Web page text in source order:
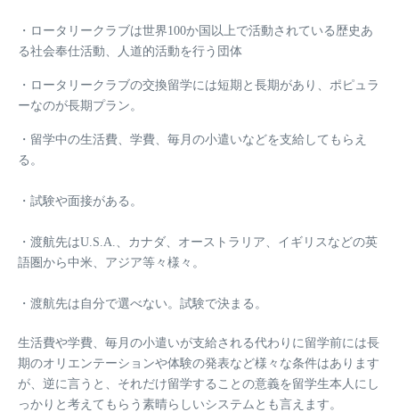
・ロータリークラブは世界100か国以上で活動されている歴史あ
る社会奉仕活動、人道的活動を行う団体
・ロータリークラブの交換留学には短期と長期があり、ポピュラ
ーなのが長期プラン。
・留学中の生活費、学費、毎月の小遣いなどを支給してもらえ
る。
・試験や面接がある。
・渡航先はU.S.A.、カナダ、オーストラリア、イギリスなどの英
語圏から中米、アジア等々様々。
・渡航先は自分で選べない。試験で決まる。
生活費や学費、毎月の小遣いが支給される代わりに留学前には長
期のオリエンテーションや体験の発表など様々な条件はあります
が、逆に言うと、それだけ留学することの意義を留学生本人にし
っかりと考えてもらう素晴らしいシステムとも言えます。